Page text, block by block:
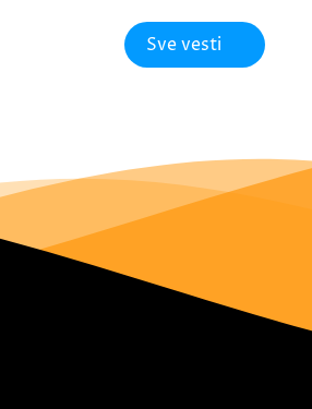
Sve vesti